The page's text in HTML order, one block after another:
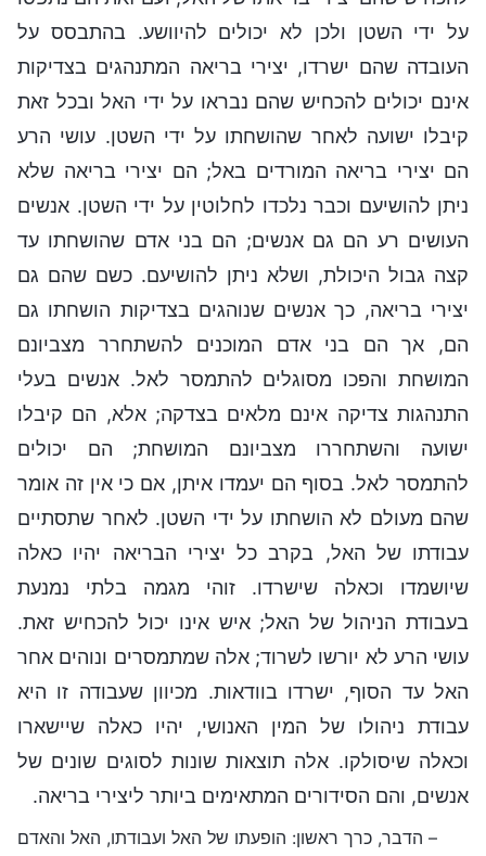
על ידי השטן ולכן לא יכולים להיוושע. בהתבסס על
העובדה שהם ישרדו, יצירי בריאה המתנהגים בצדיקות
אינם יכולים להכחיש שהם נבראו על ידי האל ובכל זאת
קיבלו ישועה לאחר שהושחתו על ידי השטן. עושי הרע
הם יצירי בריאה המורדים באל; הם יצירי בריאה שלא
ניתן להושיעם וכבר נלכדו לחלוטין על ידי השטן. אנשים
העושים רע הם גם אנשים; הם בני אדם שהושחתו עד
קצה גבול היכולת, ושלא ניתן להושיעם. כשם שהם גם
יצירי בריאה, כך אנשים שנוהגים בצדיקות הושחתו גם
הם, אך הם בני אדם המוכנים להשתחרר מצביונם
המושחת והפכו מסוגלים להתמסר לאל. אנשים בעלי
התנהגות צדיקה אינם מלאים בצדקה; אלא, הם קיבלו
ישועה והשתחררו מצביונם המושחת; הם יכולים
להתמסר לאל. בסוף הם יעמדו איתן, אם כי אין זה אומר
שהם מעולם לא הושחתו על ידי השטן. לאחר שתסתיים
עבודתו של האל, בקרב כל יצירי הבריאה יהיו כאלה
שיושמדו וכאלה שישרדו. זוהי מגמה בלתי נמנעת
בעבודת הניהול של האל; איש אינו יכול להכחיש זאת.
עושי הרע לא יורשו לשרוד; אלה שמתמסרים ונוהים אחר
האל עד הסוף, ישרדו בוודאות. מכיוון שעבודה זו היא
עבודת ניהולו של המין האנושי, יהיו כאלה שיישארו
וכאלה שיסולקו. אלה תוצאות שונות לסוגים שונים של
אנשים, והם הסידורים המתאימים ביותר ליצירי בריאה.
– הדבר, כרך ראשון: הופעתו של האל ועבודתו, האל והאדם